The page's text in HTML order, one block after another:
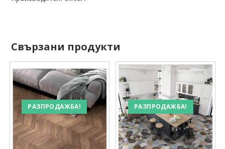
Свързани продукти
РАЗПРОДАЖБА! РАЗПРОДАЖБА!